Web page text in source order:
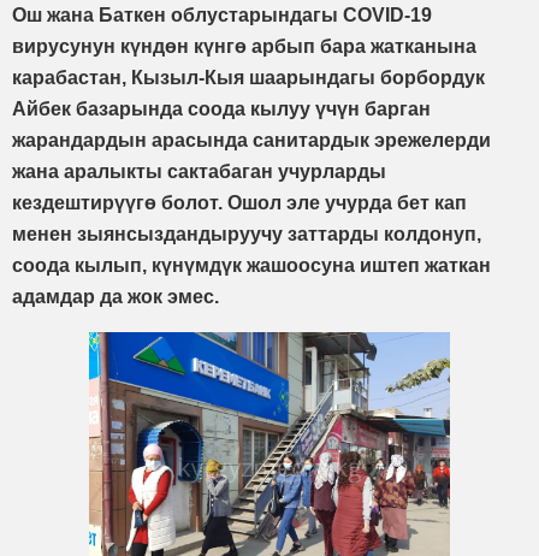
Ош жана Баткен облустарындагы COVID-19
вирусунун күндөн күнгө арбып бара жатканына
карабастан, Кызыл-Кыя шаарындагы борбордук
Айбек базарында соода кылуу үчүн барган
жарандардын арасында санитардык эрежелерди
жана аралыкты сактабаган учурларды
кездештирүүгө болот. Ошол эле учурда бет кап
менен зыянсыздандыруучу заттарды колдонуп,
соода кылып, күнүмдүк жашоосуна иштеп жаткан
адамдар да жок эмес.